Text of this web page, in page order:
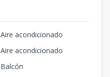
Aire acondicionado
Aire acondicionado
Balcón